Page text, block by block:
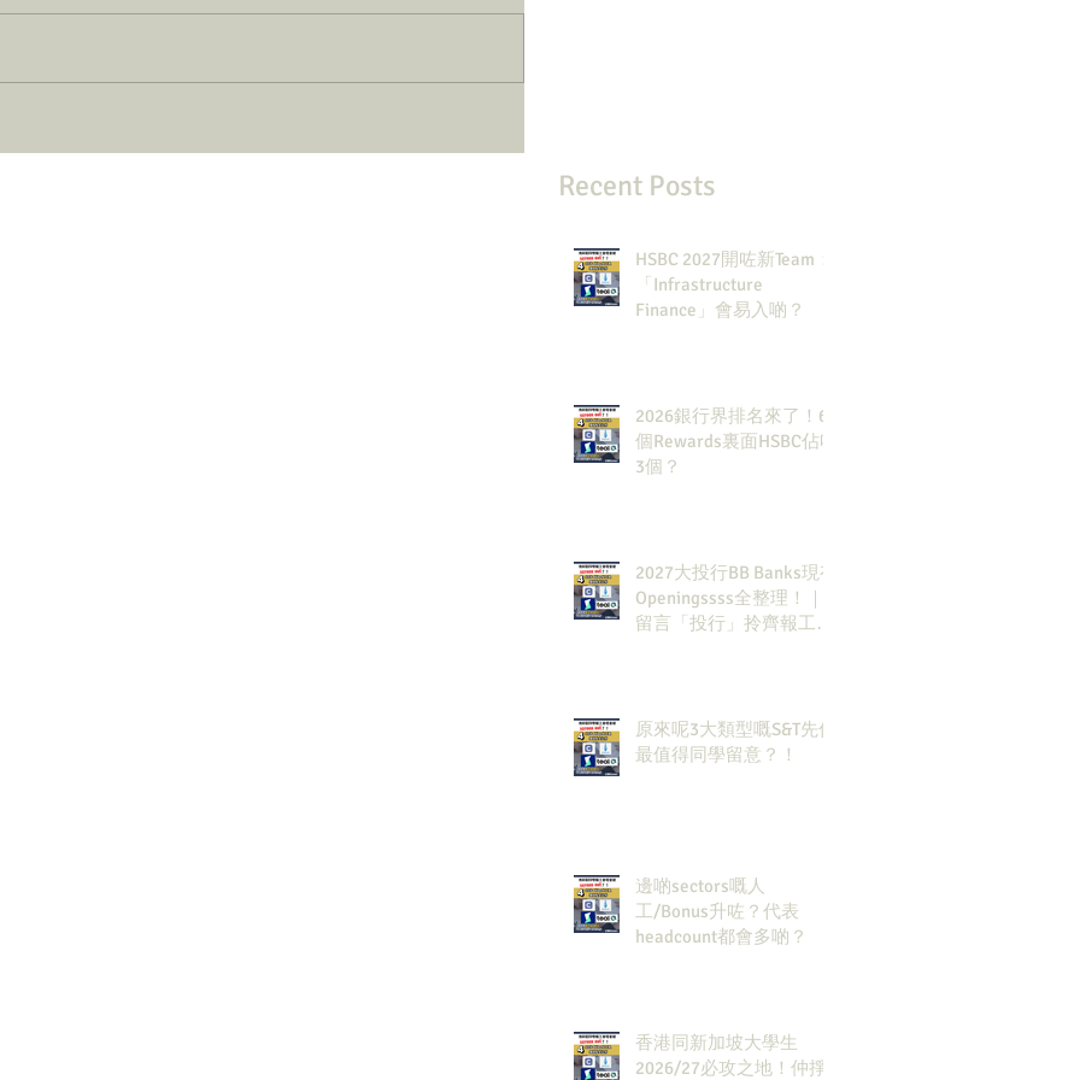
Recent Posts
HSBC 2027開咗新Team：
「Infrastructure
Finance」會易入啲？
2026銀行界排名來了！6
個Rewards裏面HSBC佔咗
3個？
2027大投行BB Banks現有
Openingssss全整理！｜
留言「投行」拎齊報工
原來呢3大類型嘅S&T先係
最值得同學留意？！
邊啲sectors嘅人
工/Bonus升咗？代表
headcount都會多啲？
香港同新加坡大學生
2026/27必攻之地！仲掙